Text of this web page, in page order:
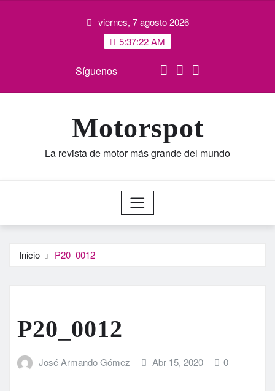
viernes, 7 agosto 2026
5:37:22 AM
Síguenos
Motorspot
La revista de motor más grande del mundo
Inicio P20_0012
P20_0012
José Armando Gómez Abr 15, 2020 0